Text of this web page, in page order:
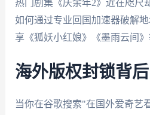
热门剧集《庆余年2》近在咫尺
如何通过专业回国加速器破解
享《狐妖小红娘》《墨雨云间》
海外版权封锁背
当你在谷歌搜索"在国外爱奇艺